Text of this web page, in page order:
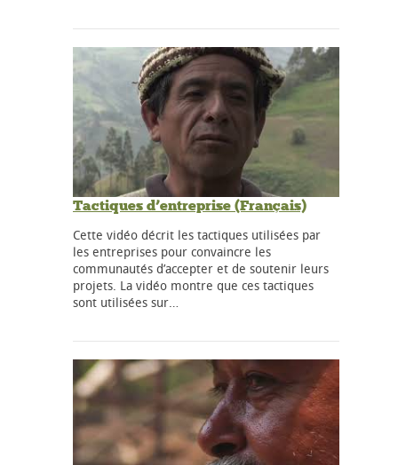
Tactiques d’entreprise (Français)
Cette vidéo décrit les tactiques utilisées par
les entreprises pour convaincre les
communautés d’accepter et de soutenir leurs
projets. La vidéo montre que ces tactiques
sont utilisées sur…